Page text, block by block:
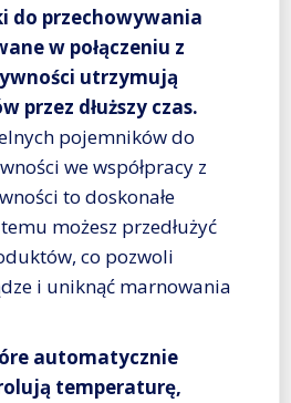
do przechowywania
w połączeniu z
utrzymują
przez dłuższy czas.
pojemników do
we współpracy z
to doskonałe
możesz przedłużyć
co pozwoli
i uniknąć marnowania
automatycznie
temperaturę,